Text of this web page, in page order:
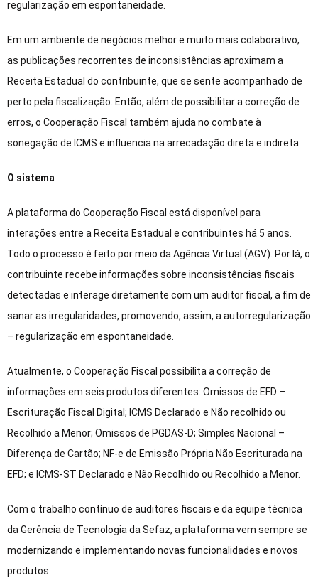
regularização em espontaneidade.
Em um ambiente de negócios melhor e muito mais colaborativo,
as publicações recorrentes de inconsistências aproximam a
Receita Estadual do contribuinte, que se sente acompanhado de
perto pela fiscalização. Então, além de possibilitar a correção de
erros, o Cooperação Fiscal também ajuda no combate à
sonegação de ICMS e influencia na arrecadação direta e indireta.
O sistema
A plataforma do Cooperação Fiscal está disponível para
interações entre a Receita Estadual e contribuintes há 5 anos.
Todo o processo é feito por meio da Agência Virtual (AGV). Por lá, o
contribuinte recebe informações sobre inconsistências fiscais
detectadas e interage diretamente com um auditor fiscal, a fim de
sanar as irregularidades, promovendo, assim, a autorregularização
– regularização em espontaneidade.
Atualmente, o Cooperação Fiscal possibilita a correção de
informações em seis produtos diferentes: Omissos de EFD –
Escrituração Fiscal Digital; ICMS Declarado e Não recolhido ou
Recolhido a Menor; Omissos de PGDAS-D; Simples Nacional –
Diferença de Cartão; NF-e de Emissão Própria Não Escriturada na
EFD; e ICMS-ST Declarado e Não Recolhido ou Recolhido a Menor.
Com o trabalho contínuo de auditores fiscais e da equipe técnica
da Gerência de Tecnologia da Sefaz, a plataforma vem sempre se
modernizando e implementando novas funcionalidades e novos
produtos.